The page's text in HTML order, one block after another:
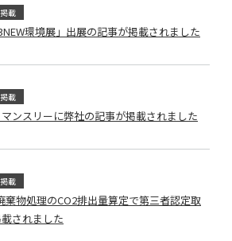
載
環境展」出展の記事が掲載されました
載
ンスリーに弊社の記事が掲載されました
載
棄物処理のCO2排出量算定で第三者認定取
されました